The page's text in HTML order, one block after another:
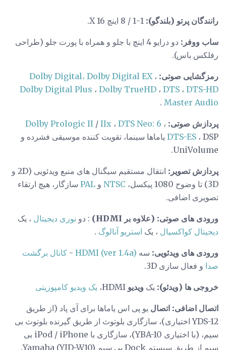
رانندگان پرتو (بلندگو):
ساب ووفر:
دو درایو 4 اینچ با جلو و همراه با پورت جلو (طراحی
رفلکس باس).
رمزگشایی صوتی: Dolby Digital، Dolby Digital EX ،
Dolby Digital Plus ، Dolby TrueHD ، DTS ، DTS-HD
Master Audio
.
پردازش صوتی: Dolby Prologic II / IIx ، DTS Neo: 6 ،
DTS-ES ، DSP یاماها سینما، تقویت کننده موسیقی فشرده و
UniVolume.
پردازش تصویر:
انتقال مستقیم سیگنال های منبع ویدئویی (2D و
3D) تا وضوح 1080 پیکسل،
NTSC و PAL سازگار، هیچ ارتقاء
تصویری اضافی.
ورودی های صوتی: (علاوه بر HDMI) : دو نوری دیجیتال ، یک
دیجیتال کواکسیال ، یک استریو آنالوگ .
ورودی های ویدئویی: سه HDMI (ver 1.4a)
- کانال برگشت
صدا و فعال سازی 3D.
خروجی ها (ویدئو): یک ویدیو یک ویدیو کامپوزیتی
اتصال اضافی: اتصال یو پی اس یاماها برای آی پاد (از طریق
YDS-12 اختیاری)، سازگاری بلوتوث از طریق گیرنده بلوتوث بی
سیم، (با اختیاری YBA-10)، سازگاری با iPod / iPhone بی
سیم از طریق سیستم Dock بی سیم Yamaha (YID-W10).